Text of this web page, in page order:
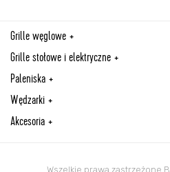
Grille węglowe
Grille stołowe i elektryczne
Paleniska
Wędzarki
Akcesoria
Wszelkie prawa zastrzeżone